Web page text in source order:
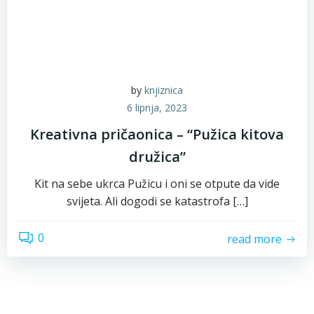
by knjiznica
6 lipnja, 2023
Kreativna pričaonica – “Pužica kitova
družica”
Kit na sebe ukrca Pužicu i oni se otpute da vide
svijeta. Ali dogodi se katastrofa […]
0 read more